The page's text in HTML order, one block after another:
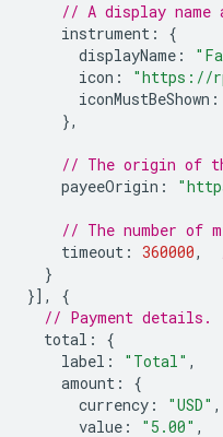
// A display name
instrument :
{
displayName :
icon : "https://
iconMustBeShown :
},
// The origin of
payeeOrigin :
// The number of
timeout : 360000,
}
}],
{
// Payment details.
total :
{
label : "Total" ,
amount :
{
currency : "USD" ,
value : "5.00" ,